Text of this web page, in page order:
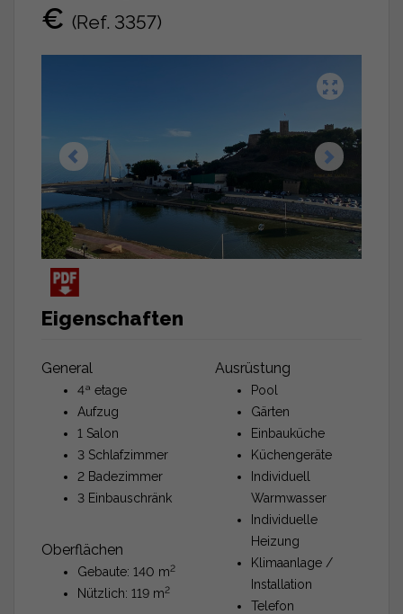
€ (Ref. 3357)
Eigenschaften
General
4ª etage
Aufzug
1 Salon
3 Schlafzimmer
2 Badezimmer
3 Einbauschränk
Oberflächen
Gebaute: 140 m2
Nützlich: 119 m2
Ausrüstung
Pool
Gärten
Einbauküche
Küchengeräte
Individuell
Warmwasser
Individuelle
Heizung
Klimaanlage /
Installation
Telefon